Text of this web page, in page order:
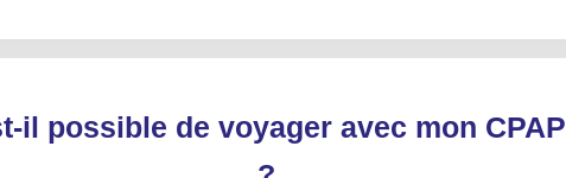
il possible de voyager avec mon CPAP